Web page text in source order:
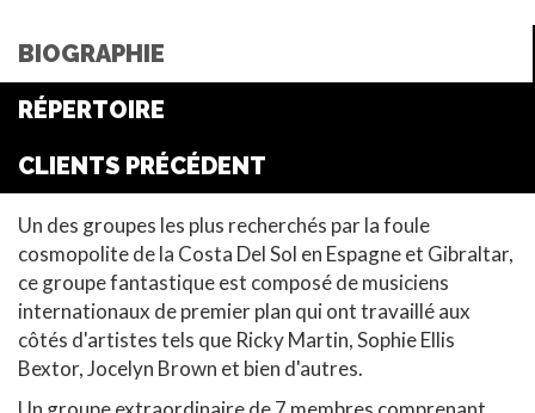
BIOGRAPHIE
RÉPERTOIRE
CLIENTS PRÉCÉDENT
Un des groupes les plus recherchés par la foule
cosmopolite de la Costa Del Sol en Espagne et Gibraltar,
ce groupe fantastique est composé de musiciens
internationaux de premier plan qui ont travaillé aux
côtés d'artistes tels que Ricky Martin, Sophie Ellis
Bextor, Jocelyn Brown et bien d'autres.